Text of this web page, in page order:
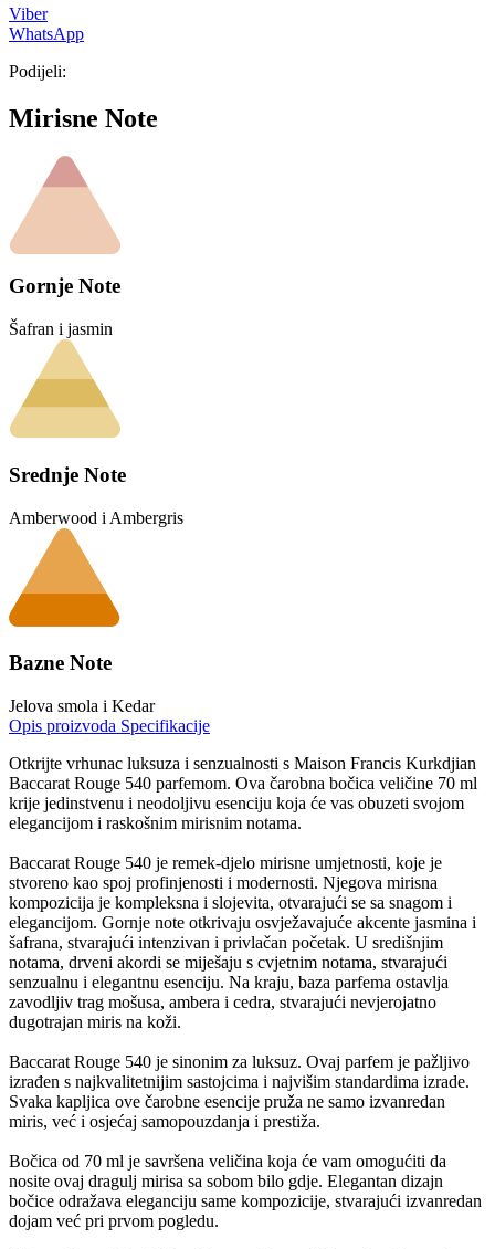
Viber
WhatsApp
Podijeli:
Mirisne Note
Gornje Note
Šafran i jasmin
Srednje Note
Amberwood i Ambergris
Bazne Note
Jelova smola i Kedar
Opis proizvoda Specifikacije
Otkrijte vrhunac luksuza i senzualnosti s Maison Francis Kurkdjian
Baccarat Rouge 540 parfemom. Ova čarobna bočica veličine 70 ml
krije jedinstvenu i neodoljivu esenciju koja će vas obuzeti svojom
elegancijom i raskošnim mirisnim notama.
Baccarat Rouge 540 je remek-djelo mirisne umjetnosti, koje je
stvoreno kao spoj profinjenosti i modernosti. Njegova mirisna
kompozicija je kompleksna i slojevita, otvarajući se sa snagom i
elegancijom. Gornje note otkrivaju osvježavajuće akcente jasmina i
šafrana, stvarajući intenzivan i privlačan početak. U središnjim
notama, drveni akordi se miješaju s cvjetnim notama, stvarajući
senzualnu i elegantnu esenciju. Na kraju, baza parfema ostavlja
zavodljiv trag mošusa, ambera i cedra, stvarajući nevjerojatno
dugotrajan miris na koži.
Baccarat Rouge 540 je sinonim za luksuz. Ovaj parfem je pažljivo
izrađen s najkvalitetnijim sastojcima i najvišim standardima izrade.
Svaka kapljica ove čarobne esencije pruža ne samo izvanredan
miris, već i osjećaj samopouzdanja i prestiža.
Bočica od 70 ml je savršena veličina koja će vam omogućiti da
nosite ovaj dragulj mirisa sa sobom bilo gdje. Elegantan dizajn
bočice odražava eleganciju same kompozicije, stvarajući izvanredan
dojam već pri prvom pogledu.